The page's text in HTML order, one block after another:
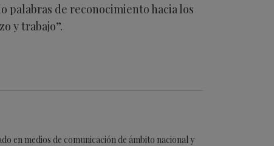
palabras de reconocimiento hacia los
y trabajo”.
en medios de comunicación de ámbito nacional y